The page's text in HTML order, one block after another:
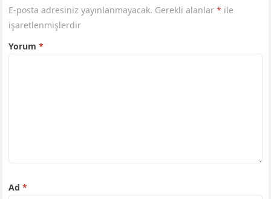
E-posta adresiniz yayınlanmayacak. Gerekli alanlar* ile
işaretlenmişlerdir
Yorum*
Ad*